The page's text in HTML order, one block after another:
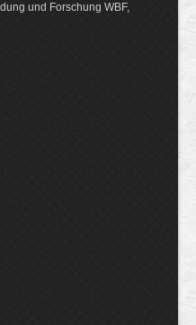
und Forschung WBF,